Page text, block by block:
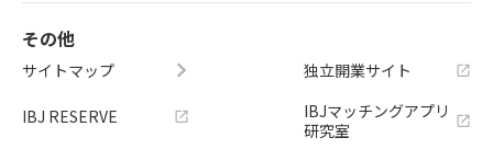
その他
サイトマップ
IBJ RESERVE
独立開業サイト
IBJマッチングアプリ
研究室